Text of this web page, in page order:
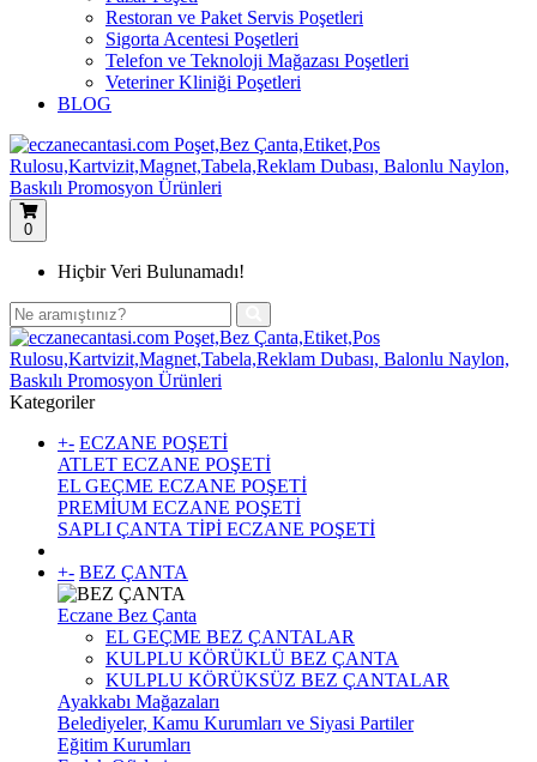
Restoran ve Paket Servis Poşetleri
Sigorta Acentesi Poşetleri
Telefon ve Teknoloji Mağazası Poşetleri
Veteriner Kliniği Poşetleri
BLOG
0
Hiçbir Veri Bulunamadı!
Kategoriler
+- ECZANE POŞETİ
ATLET ECZANE POŞETİ
EL GEÇME ECZANE POŞETİ
PREMİUM ECZANE POŞETİ
SAPLI ÇANTA TİPİ ECZANE POŞETİ
+- BEZ ÇANTA
Eczane Bez Çanta
EL GEÇME BEZ ÇANTALAR
KULPLU KÖRÜKLÜ BEZ ÇANTA
KULPLU KÖRÜKSÜZ BEZ ÇANTALAR
Ayakkabı Mağazaları
Belediyeler, Kamu Kurumları ve Siyasi Partiler
Eğitim Kurumları